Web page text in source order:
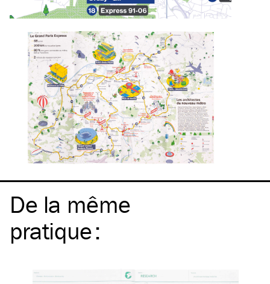
De la même
pratique: